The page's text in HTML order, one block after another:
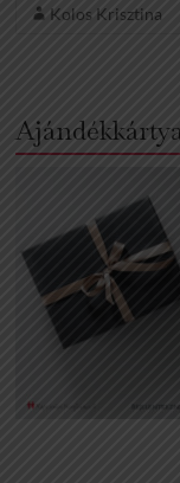
Kolos Krisztina